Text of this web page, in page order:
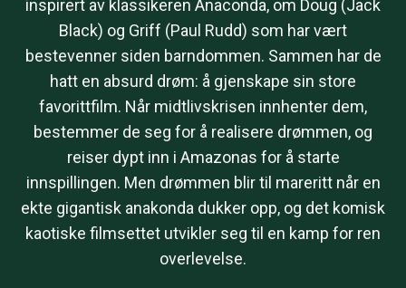
inspirert av klassikeren Anaconda, om Doug (Jack
Black) og Griff (Paul Rudd) som har vært
bestevenner siden barndommen. Sammen har de
hatt en absurd drøm: å gjenskape sin store
favorittfilm. Når midtlivskrisen innhenter dem,
bestemmer de seg for å realisere drømmen, og
reiser dypt inn i Amazonas for å starte
innspillingen. Men drømmen blir til mareritt når en
ekte gigantisk anakonda dukker opp, og det komisk
kaotiske filmsettet utvikler seg til en kamp for ren
overlevelse.